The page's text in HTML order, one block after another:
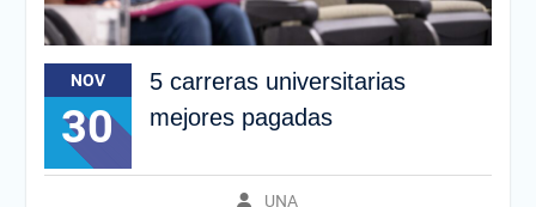
NOV
30
5 carreras universitarias
mejores pagadas
UNA